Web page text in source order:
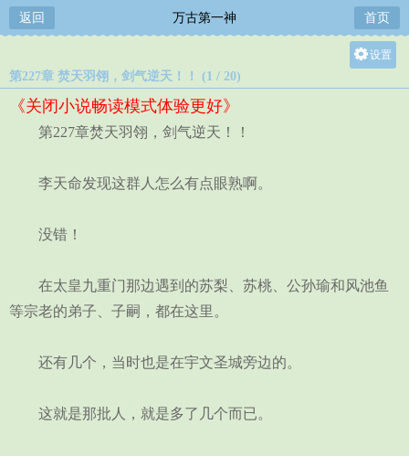
返回 万古第一神 首页
设置
第227章 焚天羽翎，剑气逆天！！ (1 / 20)
《关闭小说畅读模式体验更好》
第227章焚天羽翎，剑气逆天！！
李天命发现这群人怎么有点眼熟啊。
没错！
在太皇九重门那边遇到的苏梨、苏桃、公孙瑜和风池鱼
等宗老的弟子、子嗣，都在这里。
还有几个，当时也是在宇文圣城旁边的。
这就是那批人，就是多了几个而已。